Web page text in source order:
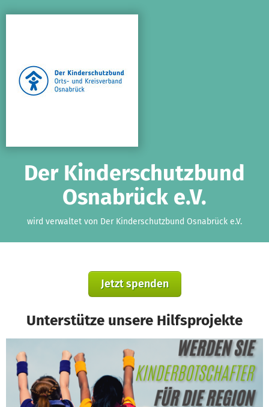
Der Kinderschutzbund
Osnabrück e.V.
wird verwaltet von Der Kinderschutzbund Osnabrück e.V.
Jetzt spenden
Unterstütze unsere Hilfsprojekte